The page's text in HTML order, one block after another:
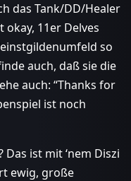
das Tank/DD/Healer
11er Delves
so
auch, daß sie die
auch: “Thanks for
ist noch
ist mit ‘nem Diszi
ewig, große